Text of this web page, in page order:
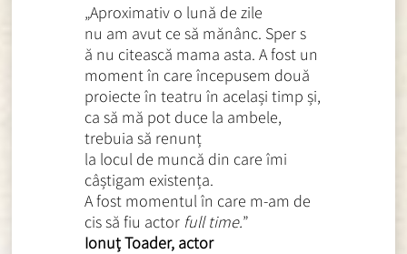
„Aproximativ o lună de zile
nu am avut ce să mănânc. Sper s
ă nu citească mama asta. A fost un
moment în care începusem două
proiecte în teatru în acelașitimp și,
ca să mă pot duce la ambele,
trebuia să renunț
la locul de muncă din care îmi
câștigam existența.
A fost momentul în care m-am de
cis să fiu actor full time.”
Ionuț Toader, actor